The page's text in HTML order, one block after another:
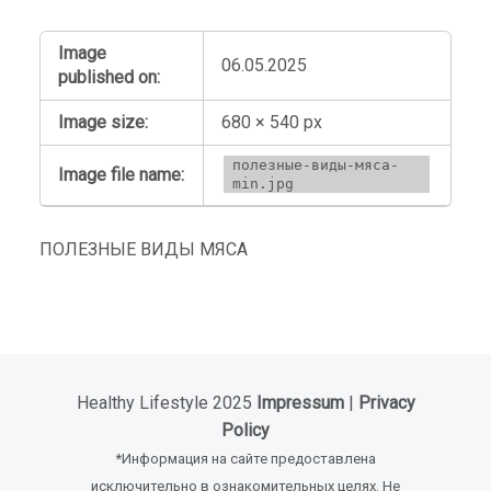
Image
published on:
06.05.2025
Image size: 680 × 540 px
Image file name:
полезные-виды-мяса-
min.jpg
ПОЛЕЗНЫЕ ВИДЫ МЯСА
Healthy Lifestyle 2025 Impressum|
Privacy
Policy
*Информация на сайте предоставлена
исключительно в ознакомительных целях. Не